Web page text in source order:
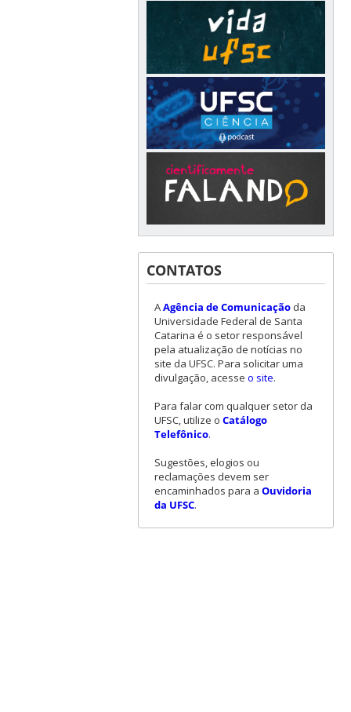
CONTATOS
AAgência de Comunicaçãoda
Universidade Federal de Santa
Catarina é o setor responsável
pela atualização de notícias no
site da UFSC. Para solicitar uma
divulgação, acesse o site.
Para falar com qualquer setor da
UFSC, utilize o Catálogo
Telefônico.
Sugestões, elogios ou
reclamações devem ser
encaminhados para a Ouvidoria
da UFSC.